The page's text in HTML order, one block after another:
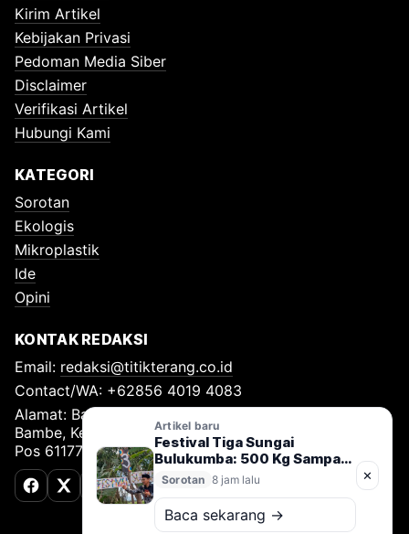
Kirim Artikel
Kebijakan Privasi
Pedoman Media Siber
Disclaimer
Verifikasi Artikel
Hubungi Kami
KATEGORI
Sorotan
Ekologis
Mikroplastik
Ide
Opini
KONTAK REDAKSI
Email: redaksi@titikterang.co.id
Contact/WA: +62856 4019 4083
Alamat: Bambe Nomor 115, RT 009 RW 009, Desa
Bambe, Kecamatan Driyorejo, Kabupaten Gresik, Kode
Pos 61177
FacebookX (Twitter)
TikTok
Artikel baru
Festival Tiga Sungai
Bulukumba: 500 Kg Sampah
Diangkut, Gerakan Jaga
Sungai Nusantara Resmi
Dimulai
Sorotan 8 jam lalu
Baca sekarang →
✕